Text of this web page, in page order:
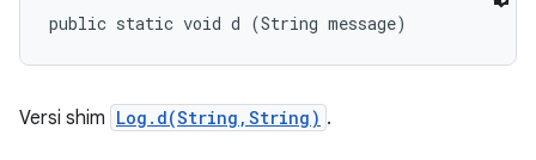
public static void d (String message)
Versi shim Log.d(String,String) .